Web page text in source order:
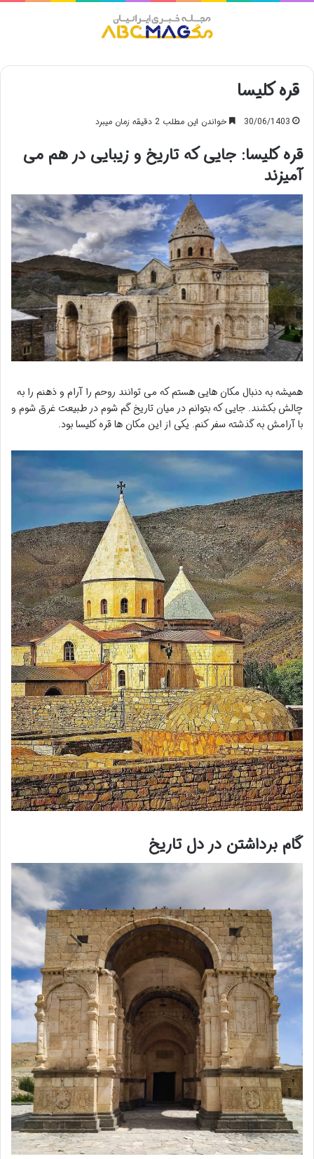
قره کلیسا
30/06/1403 خواندن این مطلب 2 دقیقه زمان میبرد
قره کلیسا: جایی که تاریخ و زیبایی در هم می
آمیزند
همیشه به دنبال مکان هایی هستم که می توانند روحم را آرام و ذهنم را به
چالش بکشند. جایی که بتوانم در میان تاریخ گم شوم در طبیعت غرق شوم و
با آرامش به گذشته سفر کنم. یکی از این مکان ها قره کلیسا بود.
گام برداشتن در دل تاریخ